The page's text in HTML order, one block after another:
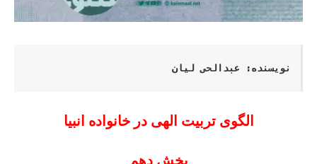
نویسنده: عبدالحی لیان
الگوی تربیت الهی در خانواده انبیا
بخش دهم